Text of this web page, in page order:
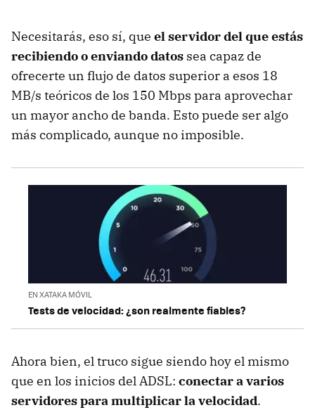
Necesitarás, eso sí, que el servidor del que estás
recibiendo o enviando datos sea capaz de
ofrecerte un flujo de datos superior a esos 18
MB/s teóricos de los 150 Mbps para aprovechar
un mayor ancho de banda. Esto puede ser algo
más complicado, aunque no imposible.
EN XATAKA MÓVIL
Tests de velocidad: ¿son realmente fiables?
Ahora bien, el truco sigue siendo hoy el mismo
que en los inicios del ADSL: conectar a varios
servidores para multiplicar la velocidad.